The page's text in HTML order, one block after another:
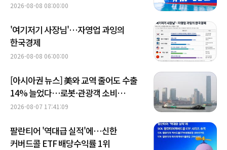
2026-08-08 08:00:00
'여기저기 사장님'…자영업 과잉의
한국경제
2026-08-08 06:00:00
[아시아권 뉴스] 美와 교역 줄어도 수출
14% 늘었다…로봇·관광객 소비
키우는 중국
2026-08-07 17:41:09
팔란티어 '역대급 실적'에…신한
커버드콜 ETF 배당수익률 1위